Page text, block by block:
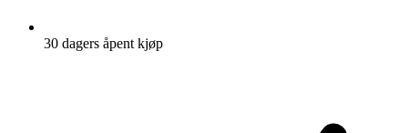
30 dagers åpent kjøp